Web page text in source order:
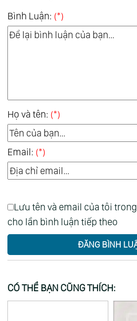
Bình Luận: (*)
Họ và tên: (*)
Email: (*)
Lưu tên và email của tôi
cho lần bình luận tiếp theo
ĐĂNG BÌNH
CÓ THỂ BẠN CŨNG THÍCH: